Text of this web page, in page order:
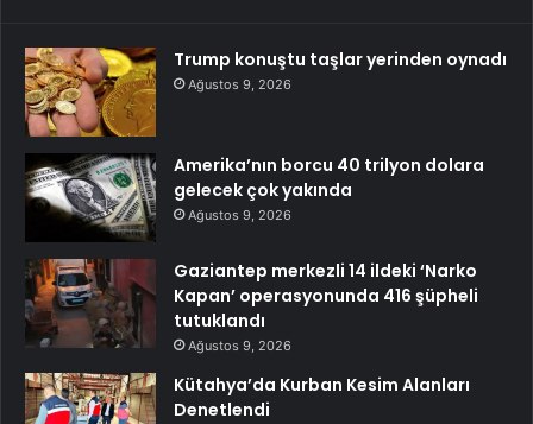
Trump konuştu taşlar yerinden oynadı
Ağustos 9, 2026
Amerika’nın borcu 40 trilyon dolara
gelecek çok yakında
Ağustos 9, 2026
Gaziantep merkezli 14 ildeki ‘Narko
Kapan’ operasyonunda 416 şüpheli
tutuklandı
Ağustos 9, 2026
Kütahya’da Kurban Kesim Alanları
Denetlendi